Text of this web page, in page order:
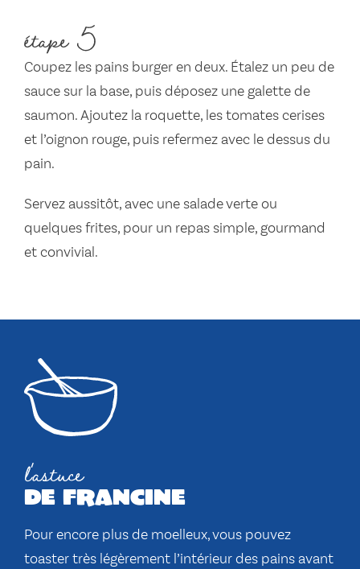
étape 5
Coupez les pains burger en deux. Étalez un peu de
sauce sur la base, puis déposez une galette de
saumon. Ajoutez la roquette, les tomates cerises
et l’oignon rouge, puis refermez avec le dessus du
pain.
Servez aussitôt, avec une salade verte ou
quelques frites, pour un repas simple, gourmand
et convivial.
l'astuce
de francine
Pour encore plus de moelleux, vous pouvez
toaster très légèrement l’intérieur des pains avant